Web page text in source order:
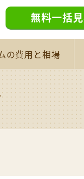
無料一括
の費用と相場